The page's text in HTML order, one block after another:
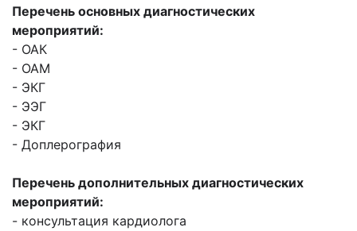
Перечень основных диагностических
мероприятий:
- ОАК
- ОАМ
- ЭКГ
- ЭЭГ
- ЭКГ
- Доплерография
Перечень дополнительных диагностических
мероприятий:
- консультация кардиолога